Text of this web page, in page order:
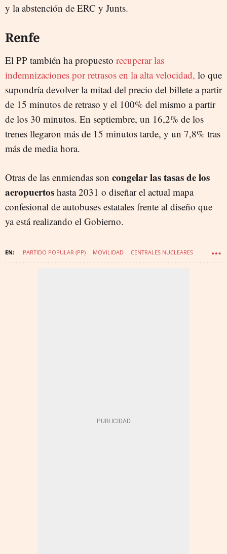
y la abstención de ERC y Junts.
Renfe
El PP también ha propuesto recuperar las
indemnizaciones por retrasos en la alta velocidad, lo que
supondría devolver la mitad del precio del billete a partir
de 15 minutos de retraso y el 100% del mismo a partir
de los 30 minutos. En septiembre, un 16,2% de los
trenes llegaron más de 15 minutos tarde, y un 7,8% tras
más de media hora.
Otras de las enmiendas son congelar las tasas de los
aeropuertos hasta 2031 o diseñar el actual mapa
confesional de autobuses estatales frente al diseño que
ya está realizando el Gobierno.
PARTIDO POPULAR (PP) MOVILIDAD CENTRALES NUCLEARES